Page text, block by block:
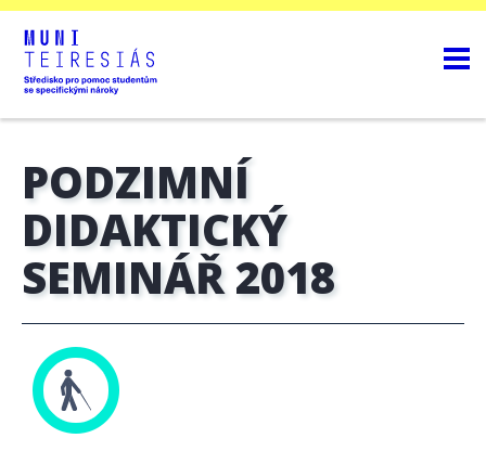
PODZIMNÍ
DIDAKTICKÝ
SEMINÁŘ 2018